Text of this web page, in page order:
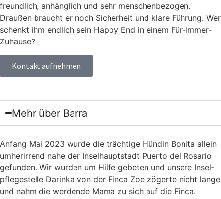
freundlich, anhänglich und sehr menschenbezogen.
Draußen braucht er noch Sicherheit und klare Führung. Wer
schenkt ihm endlich sein Happy End in einem Für-immer-
Zuhause?
Kontakt aufnehmen
Mehr über Barra
Anfang Mai 2023 wur­de die träch­ti­ge Hün­din Boni­ta allein
umher­ir­rend nahe der Insel­haupt­stadt Puer­to del Rosa­rio
gefun­den. Wir wur­den um Hil­fe gebe­ten und unse­re Insel­
pfle­ge­stel­le Dar­in­ka von der Fin­ca Zoe zöger­te nicht lan­ge
und nahm die wer­den­de Mama zu sich auf die Fin­ca.